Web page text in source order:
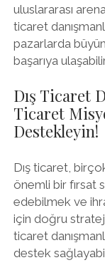
uluslararası
ticaret
pazarlarda
başarıya
Dış Ticaret
Ticaret
Destekleyin!
Dış ticaret,
önemli bir fırsat
edebilmek ve
için doğru
ticaret
destek